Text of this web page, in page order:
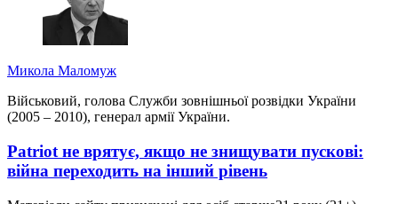
Микола Маломуж
Військовий, голова Служби зовнішньої розвідки України
(2005 – 2010), генерал армії України.
Patriot не врятує, якщо не знищувати пускові:
війна переходить на інший рівень